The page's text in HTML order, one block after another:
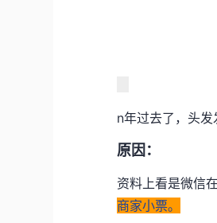
n年过去了，头
原因：
资料上看是微信
商家小票。